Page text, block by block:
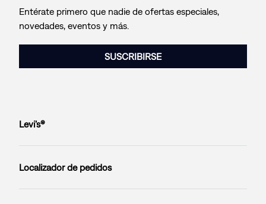
Entérate primero que nadie de ofertas especiales,
novedades, eventos y más.
SUSCRIBIRSE
Levi’s®
Localizador de pedidos